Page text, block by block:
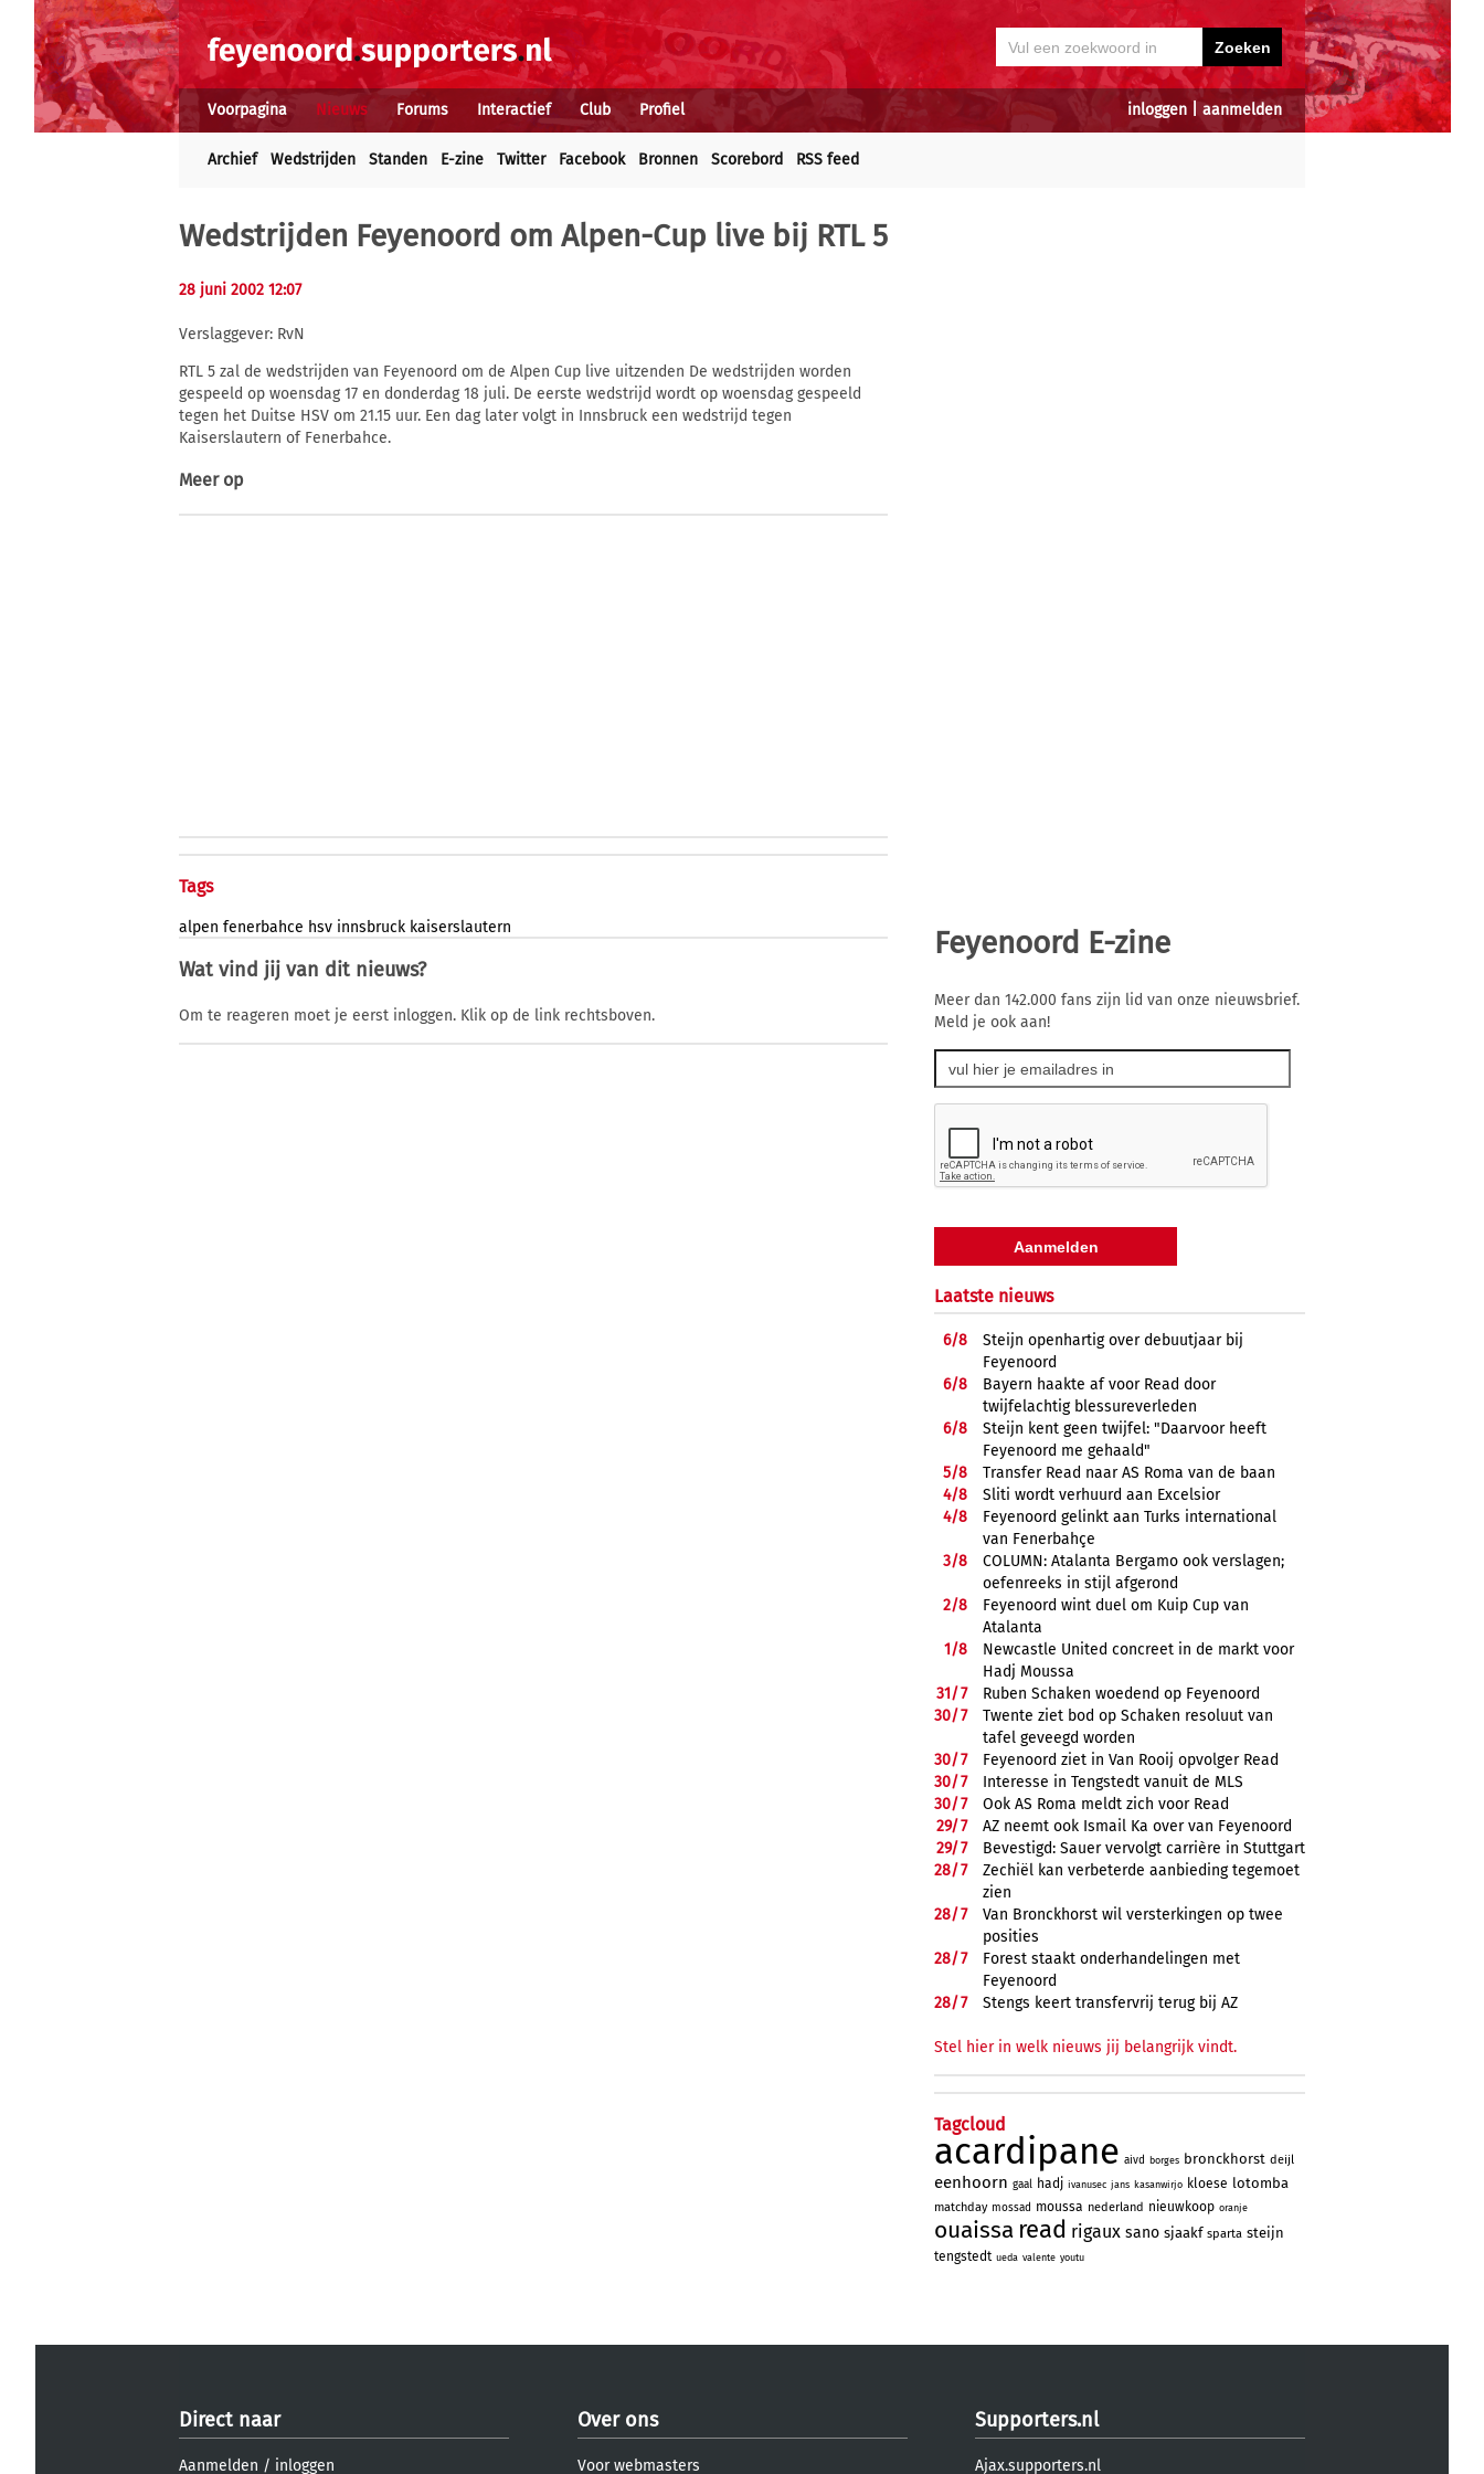
inloggen aanmelden
Voorpagina Nieuws Forums Interactief Club Profiel
Archief Wedstrijden Standen E-zine Twitter Facebook Bronnen Scorebord RSS feed
Wedstrijden Feyenoord om Alpen-Cup live bij RTL 5
28 juni 2002 12:07
Verslaggever: RvN
RTL 5 zal de wedstrijden van Feyenoord om de Alpen Cup live uitzenden De wedstrijden worden
gespeeld op woensdag 17 en donderdag 18 juli. De eerste wedstrijd wordt op woensdag gespeeld
tegen het Duitse HSV om 21.15 uur. Een dag later volgt in Innsbruck een wedstrijd tegen
Kaiserslautern of Fenerbahce.
Meer op
Tags
alpen fenerbahce hsv innsbruck kaiserslautern
Wat vind jij van dit nieuws?
Om te reageren moet je eerst inloggen. Klik op de link rechtsboven.
Feyenoord E-zine
Meer dan 142.000 fans zijn lid van onze nieuwsbrief.
Meld je ook aan!
Laatste nieuws
6/8
Steijn openhartig over debuutjaar bij
Feyenoord
6/8
Bayern haakte af voor Read door
twijfelachtig blessureverleden
6/8
Steijn kent geen twijfel: "Daarvoor heeft
Feyenoord me gehaald"
5/8
Transfer Read naar AS Roma van de baan
4/8
Sliti wordt verhuurd aan Excelsior
4/8
Feyenoord gelinkt aan Turks international
van Fenerbahçe
3/8
COLUMN: Atalanta Bergamo ook verslagen;
oefenreeks in stijl afgerond
2/8
Feyenoord wint duel om Kuip Cup van
Atalanta
1/8
Newcastle United concreet in de markt voor
Hadj Moussa
31/7
Ruben Schaken woedend op Feyenoord
30/7
Twente ziet bod op Schaken resoluut van
tafel geveegd worden
30/7
Feyenoord ziet in Van Rooij opvolger Read
30/7
Interesse in Tengstedt vanuit de MLS
30/7
Ook AS Roma meldt zich voor Read
29/7
AZ neemt ook Ismail Ka over van Feyenoord
29/7
Bevestigd: Sauer vervolgt carrière in Stuttgart
28/7
Zechiël kan verbeterde aanbieding tegemoet
zien
28/7
Van Bronckhorst wil versterkingen op twee
posities
28/7
Forest staakt onderhandelingen met
Feyenoord
28/7 Stengs keert transfervrij terug bij AZ
Stel hier in welk nieuws jij belangrijk vindt.
Tagcloud
acardipane aivd borges bronckhorst deijl
eenhoorn gaal hadj ivanusec jans kasanwirjo kloese lotomba
matchday mossad moussa nederland nieuwkoop oranje
ouaissa read rigaux sano sjaakf sparta steijn
tengstedt ueda valente youtu
Direct naar
Aanmelden / inloggen
Over ons
Voor webmasters
Supporters.nl
Ajax.supporters.nl